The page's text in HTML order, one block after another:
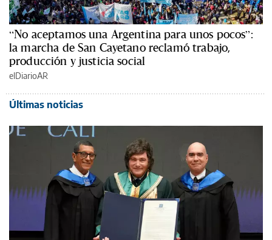
“No aceptamos una Argentina para unos pocos”:
la marcha de San Cayetano reclamó trabajo,
producción y justicia social
elDiarioAR
Últimas noticias